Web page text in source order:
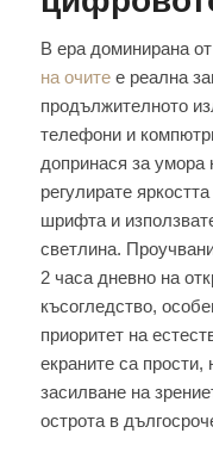
В ера доминирана
на очитее реална
продължителното
телефони и
допринася за умора
регулирате
шрифта и
светлина.
2 часа дневно на
късогледство,
приоритет на
екраните са прости,
засилване на
острота в